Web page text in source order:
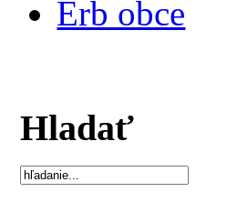
Erb obce
Hladať